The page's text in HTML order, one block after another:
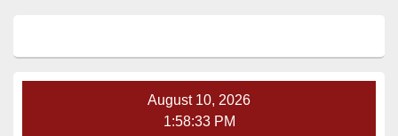
Widget
August 10, 2026
1:58:33 PM